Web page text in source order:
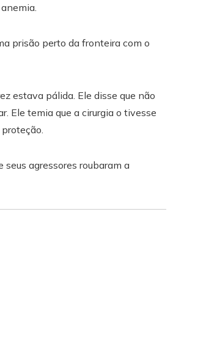
prisão perto da fronteira com o
estava pálida. Ele disse que não
Ele temia que a cirurgia o tivesse
seus agressores roubaram a